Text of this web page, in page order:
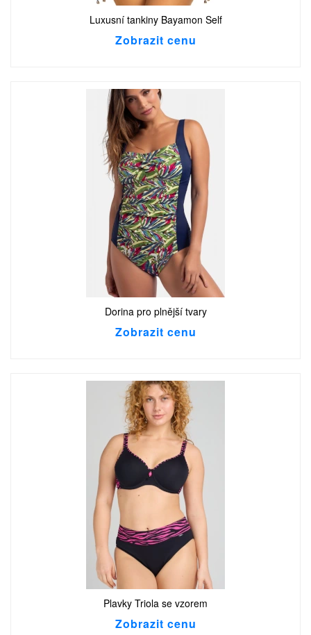
Luxusní tankiny Bayamon Self
Zobrazit cenu
Dorina pro plnější tvary
Zobrazit cenu
Plavky Triola se vzorem
Zobrazit cenu